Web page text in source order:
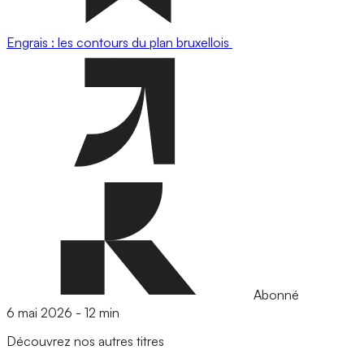
Engrais : les contours du plan bruxellois
Abonné
6 mai 2026 - 12 min
Découvrez nos autres titres